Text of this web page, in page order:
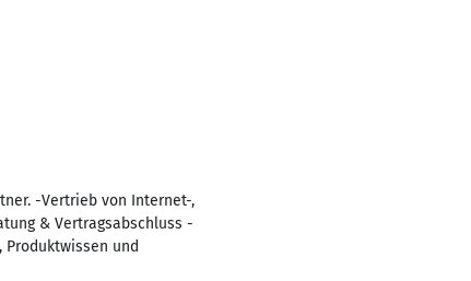
-Vertrieb von Internet-,
& Vertragsabschluss -
und